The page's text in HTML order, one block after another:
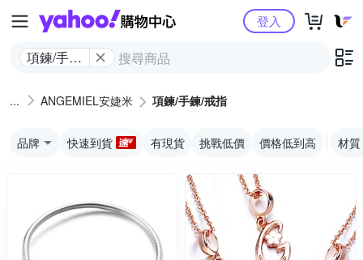
Yahoo購物中心
項鍊/手鍊/
登入
ANGEMIEL安婕米 項鍊/手鍊/戒指
品牌 快速到貨 有現貨 挑戰低價 價格低到高 材質